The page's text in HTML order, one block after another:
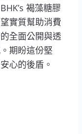
褐藻糖膠
實質幫助消費
全面公開與透
期盼這份堅
心的後盾。